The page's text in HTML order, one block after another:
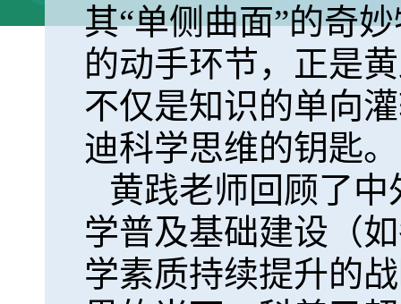
其“单侧曲面”的奇
的动手环节，正是
不仅是知识的单向
迪科学思维的钥匙。
黄践老师回顾了
学普及基础建设（
学素质持续提升的